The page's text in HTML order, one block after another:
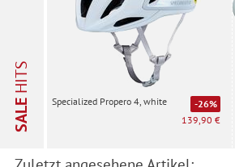
SALE
HITS
Specialized Propero 4, white
-26%
139,90 €